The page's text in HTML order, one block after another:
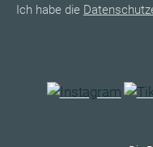
Ich habe die